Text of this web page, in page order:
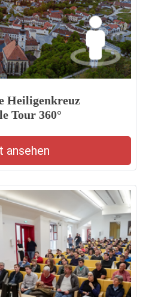
Heiligenkreuz
Tour 360°
ansehen